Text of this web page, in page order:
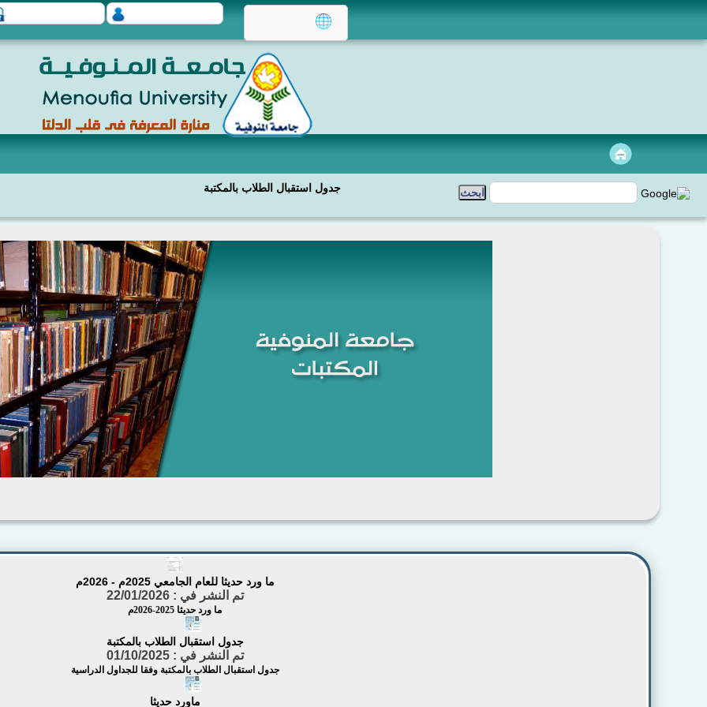
جدول استقبال الطلاب بالمكتبة
ما ورد حديثا للعام الجامعي 2025م - 2026م
تم النشر في : 22/01/2026
ما ورد حديثا 2025-2026م
جدول استقبال الطلاب بالمكتبة
تم النشر في : 01/10/2025
جدول استقبال الطلاب بالمكتبة وفقا للجداول الدراسية
ماورد حديثا